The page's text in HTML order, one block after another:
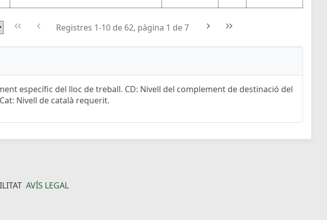
Registres 1-10 de 62, pàgina 1 de 7
específic del lloc de treball. CD: Nivell del complement de destinació del
Nivell de català requerit.
AVÍS LEGAL